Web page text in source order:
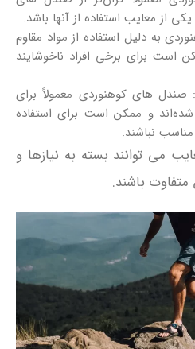
از معایب استفاده از آنها باشد.
به دلیل استفاده از مواد مقاوم
است برای برخی افراد ناخوشایند
: صندل‌ های کوهنوردی معمولاً برای
و ممکن است برای استفاده
نباشند.
می‌ توانند بسته به نیازها و
باشند.